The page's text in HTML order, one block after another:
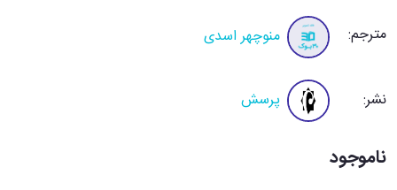
مترجم: منوچهر اسدی
نشر: پرسش
ناموجود